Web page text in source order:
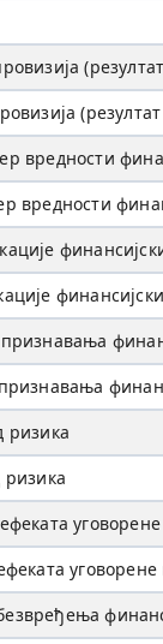
вредности
вредности
ризика
ризика
уговорене
уговорене